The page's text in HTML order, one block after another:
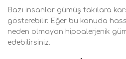
Bazı insanlar gümüş takılara
gösterebilir. Eğer bu konuda
neden olmayan hipoalerjenik
edebilirsiniz.